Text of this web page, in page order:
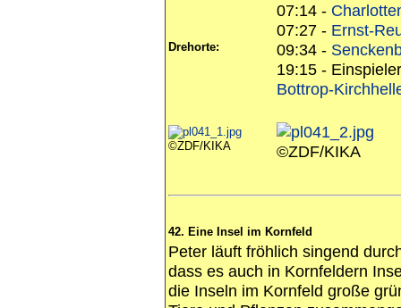
Drehorte:
07:14 -
07:27 - Ernst-
09:34 -
19:15 -
Bottrop-
©ZDF/KIKA ©ZDF/KIKA
42. Eine Insel im Kornfeld
Peter läuft fröhlich singend
dass es auch in Kornfeldern
die Inseln im Kornfeld große